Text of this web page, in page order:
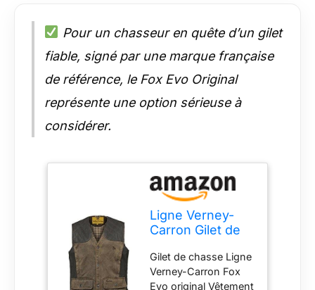
Pour un chasseur en quête d’un gilet
fiable, signé par une marque française
de référence, le Fox Evo Original
représente une option sérieuse à
considérer.
Ligne Verney-
Carron Gilet de
original
Gilet de chasse Ligne
Verney-Carron Fox
Evo original Vêtement